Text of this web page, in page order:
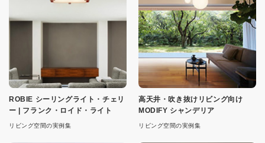
ROBIE シーリングライト・チェリ
ー | フランク・ロイド・ライト
リビング空間の実例集
高天井・吹き抜けリビング向け
MODIFY シャンデリア
リビング空間の実例集